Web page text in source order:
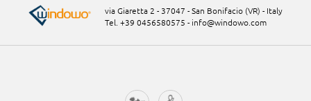
via Giaretta 2 - 37047 - San Bonifacio (VR) - Italy
Tel. +39 0456580575 - info@windowo.com